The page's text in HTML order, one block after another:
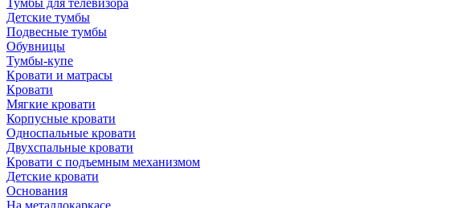
Тумбы для телевизора
Детские тумбы
Подвесные тумбы
Обувницы
Тумбы-купе
Кровати и матрасы
Кровати
Мягкие кровати
Корпусные кровати
Односпальные кровати
Двухспальные кровати
Кровати с подъемным механизмом
Детские кровати
Основания
На металлокаркасе